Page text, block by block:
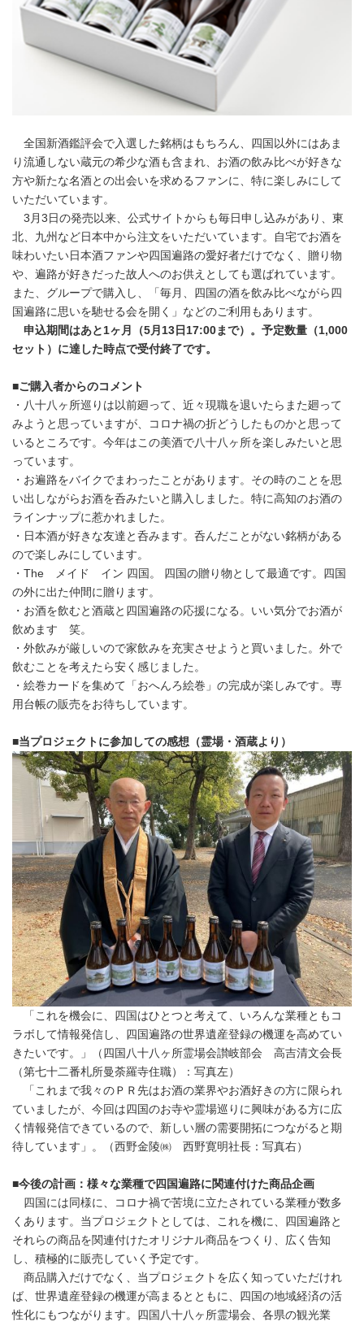
全国新酒鑑評会で入選した銘柄はもちろん、四国以外にはあま
り流通しない蔵元の希少な酒も含まれ、お酒の飲み比べが好きな
方や新たな名酒との出会いを求めるファンに、特に楽しみにして
いただいています。
3月3日の発売以来、公式サイトからも毎日申し込みがあり、東
北、九州など日本中から注文をいただいています。自宅でお酒を
味わいたい日本酒ファンや四国遍路の愛好者だけでなく、贈り物
や、遍路が好きだった故人へのお供えとしても選ばれています。
また、グループで購入し、「毎月、四国の酒を飲み比べながら四
国遍路に思いを馳せる会を開く」などのご利用もあります。
申込期間はあと1ヶ月（5月13日17:00まで）。予定数量（1,000
セット）に達した時点で受付終了です。
■ご購入者からのコメント
・八十八ヶ所巡りは以前廻って、近々現職を退いたらまた廻って
みようと思っていますが、コロナ禍の折どうしたものかと思って
いるところです。今年はこの美酒で八十八ヶ所を楽しみたいと思
っています。
・お遍路をバイクでまわったことがあります。その時のことを思
い出しながらお酒を呑みたいと購入しました。特に高知のお酒の
ラインナップに惹かれました。
・日本酒が好きな友達と呑みます。呑んだことがない銘柄がある
ので楽しみにしています。
・The メイド イン 四国。 四国の贈り物として最適です。四国
の外に出た仲間に贈ります。
・お酒を飲むと酒蔵と四国遍路の応援になる。いい気分でお酒が
飲めます 笑。
・外飲みが厳しいので家飲みを充実させようと買いました。外で
飲むことを考えたら安く感じました。
・絵巻カードを集めて「おへんろ絵巻」の完成が楽しみです。専
用台帳の販売をお待ちしています。
■当プロジェクトに参加しての感想（霊場・酒蔵より）
「これを機会に、四国はひとつと考えて、いろんな業種ともコ
ラボして情報発信し、四国遍路の世界遺産登録の機運を高めてい
きたいです。」（四国八十八ヶ所霊場会讃岐部会 高吉清文会長
（第七十二番札所曼荼羅寺住職）：写真左）
「これまで我々のＰＲ先はお酒の業界やお酒好きの方に限られ
ていましたが、今回は四国のお寺や霊場巡りに興味がある方に広
く情報発信できているので、新しい層の需要開拓につながると期
待しています」。（西野金陵㈱ 西野寛明社長：写真右）
■今後の計画：様々な業種で四国遍路に関連付けた商品企画
四国には同様に、コロナ禍で苦境に立たされている業種が数多
くあります。当プロジェクトとしては、これを機に、四国遍路と
それらの商品を関連付けたオリジナル商品をつくり、広く告知
し、積極的に販売していく予定です。
商品購入だけでなく、当プロジェクトを広く知っていただけれ
ば、世界遺産登録の機運が高まるとともに、四国の地域経済の活
性化にもつながります。四国八十八ヶ所霊場会、各県の観光業